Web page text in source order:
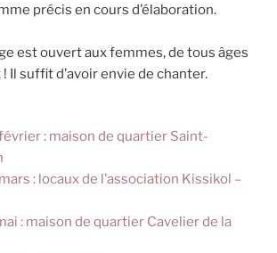
précis en cours d’élaboration.
est ouvert aux femmes, de tous âges
Il suffit d’avoir envie de chanter.
: maison de quartier Saint-
: locaux de l’association Kissikol –
: maison de quartier Cavelier de la